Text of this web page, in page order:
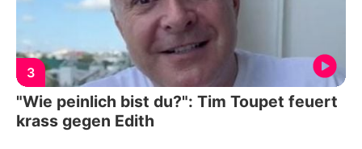
3
"Wie peinlich bist du?": Tim Toupet feuert
krass gegen Edith